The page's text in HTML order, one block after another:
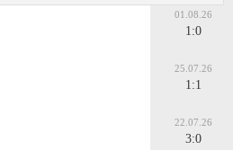
01.08.26
1:0
25.07.26
1:1
22.07.26
3:0